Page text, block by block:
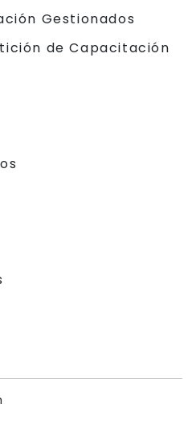
Gestionados
de Capacitación